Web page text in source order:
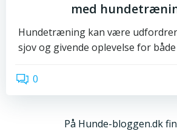
med
Hundetræning kan være
sjov og givende oplevelse for
0
På Hunde-bloggen.dk